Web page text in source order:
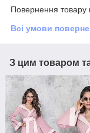
Повернення товару
Всі умови
З цим товаром